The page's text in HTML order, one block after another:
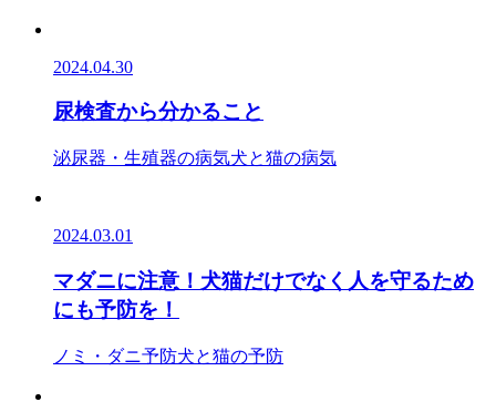
2024.04.30
尿検査から分かること
泌尿器・生殖器の病気犬と猫の病気
2024.03.01
マダニに注意！犬猫だけでなく人を守るため
にも予防を！
ノミ・ダニ予防犬と猫の予防